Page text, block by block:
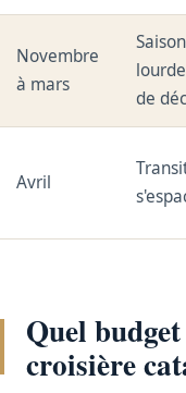
Novembre
à mars
de
Avril
Quel
croisière